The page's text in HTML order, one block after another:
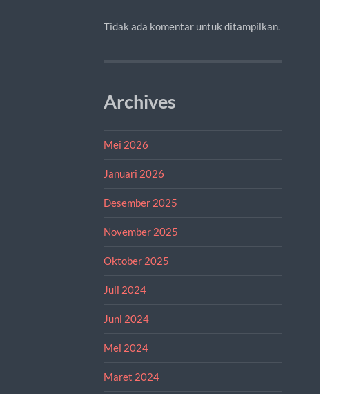
Tidak ada komentar untuk ditampilkan.
Archives
Mei 2026
Januari 2026
Desember 2025
November 2025
Oktober 2025
Juli 2024
Juni 2024
Mei 2024
Maret 2024